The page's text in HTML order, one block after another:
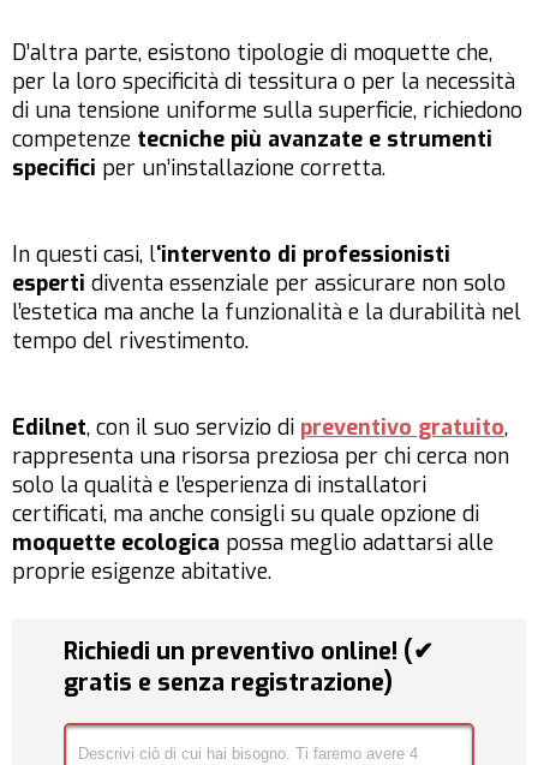
D’altra parte, esistono tipologie di moquette che,
per la loro specificità di tessitura o per la necessità
di una tensione uniforme sulla superficie, richiedono
competenze tecniche più avanzate e strumenti
specifici per un’installazione corretta.
In questi casi, l‘intervento di professionisti
esperti diventa essenziale per assicurare non solo
l’estetica ma anche la funzionalità e la durabilità nel
tempo del rivestimento.
Edilnet, con il suo servizio di preventivo gratuito,
rappresenta una risorsa preziosa per chi cerca non
solo la qualità e l’esperienza di installatori
certificati, ma anche consigli su quale opzione di
moquette ecologica possa meglio adattarsi alle
proprie esigenze abitative.
Richiedi un preventivo online! (✔
gratis e senza registrazione)